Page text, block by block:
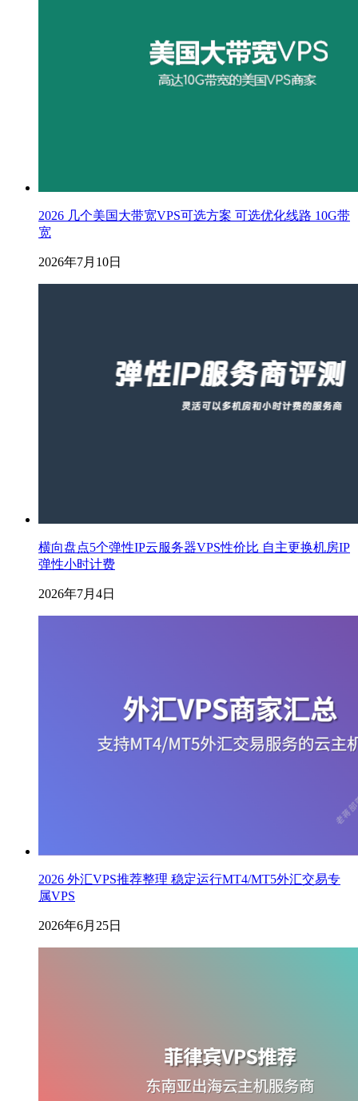
2026 几个美国大带宽VPS可选方案 可选优化线路 10G带
宽
2026年7月10日
横向盘点5个弹性IP云服务器VPS性价比 自主更换机房IP
弹性小时计费
2026年7月4日
2026 外汇VPS推荐整理 稳定运行MT4/MT5外汇交易专
属VPS
2026年6月25日